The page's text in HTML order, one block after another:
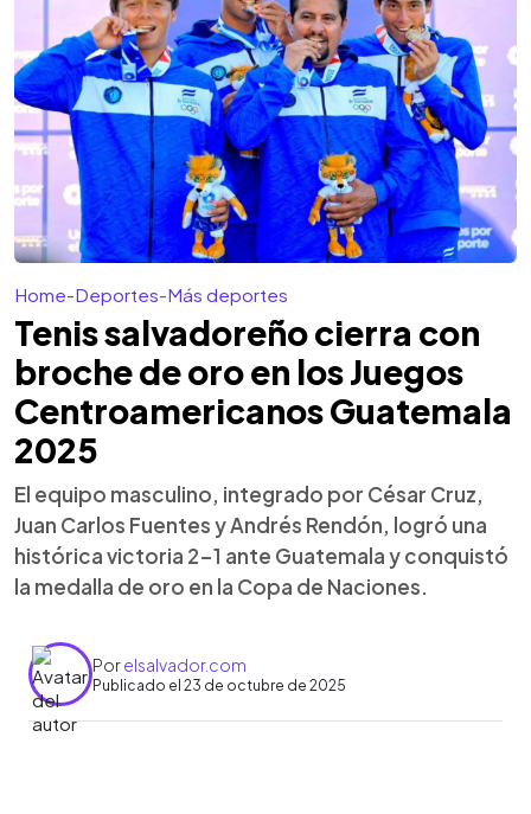
Home-Deportes-Más deportes
Tenis salvadoreño cierra con
broche de oro en los Juegos
Centroamericanos Guatemala
2025
El equipo masculino, integrado por César Cruz,
Juan Carlos Fuentes y Andrés Rendón, logró una
histórica victoria 2-1 ante Guatemala y conquistó
la medalla de oro en la Copa de Naciones.
Porelsalvador.com
Publicado el 23 de octubre de 2025